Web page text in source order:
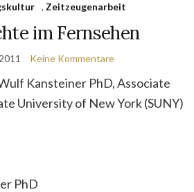
, Zeitzeugenarbeit
im Fernsehen
Keine Kommentare
Kansteiner PhD, Associate
University of New York (SUNY)
PhD